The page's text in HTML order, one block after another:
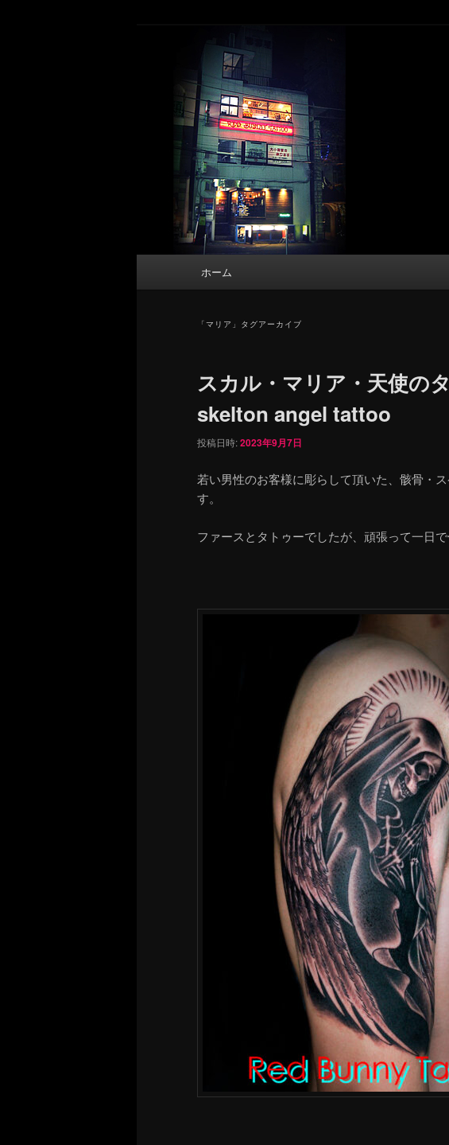
東京 タトゥースタジ
Tattoo タトゥーデザイ
タトゥーデザイン・画像の紹介（和彫り・ワンポ
ホーム
「マリア 」タグアーカイブ
スカル・マリア・天使の
skelton angel tattoo
投稿日時:2023年9月7日
若い男性のお客様に彫らして頂いた、骸骨・
す。
ファースとタトゥーでしたが、頑張って一日で